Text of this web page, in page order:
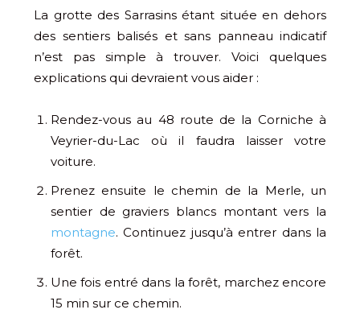
La grotte des Sarrasins étant située en dehors
des sentiers balisés et sans panneau indicatif
n’est pas simple à trouver. Voici quelques
explications qui devraient vous aider :
Rendez-vous au 48 route de la Corniche à
Veyrier-du-Lac où il faudra laisser votre
voiture.
Prenez ensuite le chemin de la Merle, un
sentier de graviers blancs montant vers la
montagne. Continuez jusqu’à entrer dans la
forêt.
Une fois entré dans la forêt, marchez encore
15 min sur ce chemin.